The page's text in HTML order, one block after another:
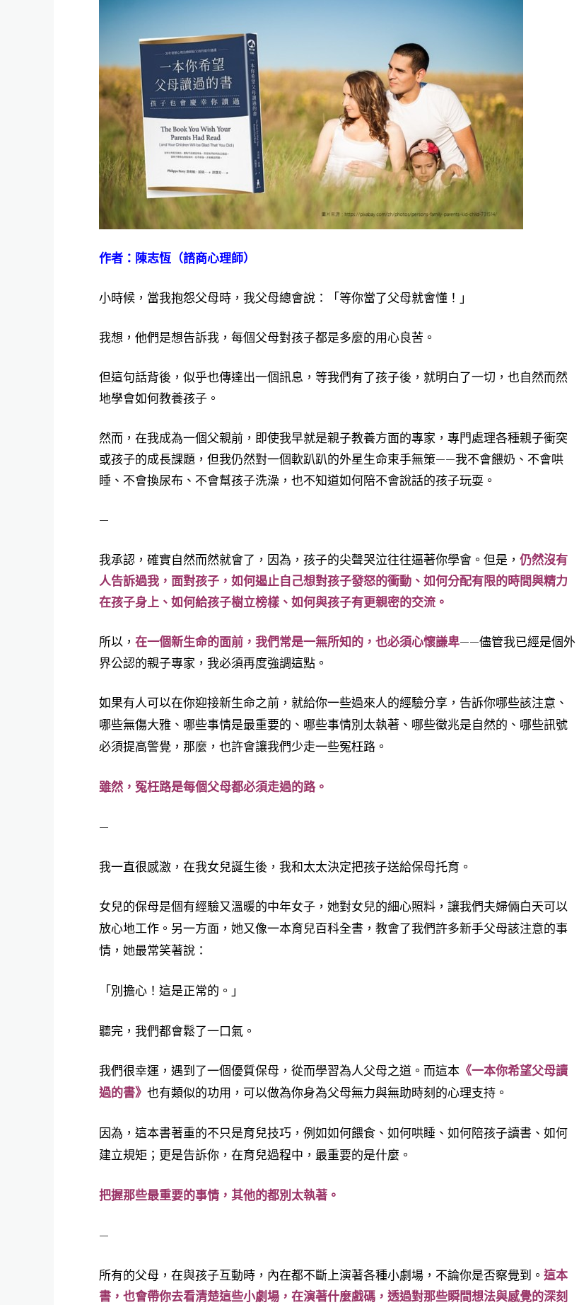
作者：陳志恆（諮商心理師）
小時候，當我抱怨父母時，我父母總會說：「等你當了父母就會懂！」
我想，他們是想告訴我，每個父母對孩子都是多麼的用心良苦。
但這句話背後，似乎也傳達出一個訊息，等我們有了孩子後，就明白了一切，也自然而然
地學會如何教養孩子。
然而，在我成為一個父親前，即使我早就是親子教養方面的專家，專門處理各種親子衝突
或孩子的成長課題，但我仍然對一個軟趴趴的外星生命束手無策——我不會餵奶、不會哄
睡、不會換尿布、不會幫孩子洗澡，也不知道如何陪不會說話的孩子玩耍。
—
我承認，確實自然而然就會了，因為，孩子的尖聲哭泣往往逼著你學會。但是， 仍然沒有
人告訴過我，面對孩子，如何遏止自己想對孩子發怒的衝動、如何分配有限的時間與精力
在孩子身上、如何給孩子樹立榜樣、如何與孩子有更親密的交流。
所以， 在一個新生命的面前，我們常是一無所知的，也必須心懷謙卑——儘管我已經是個外
界公認的親子專家，我必須再度強調這點。
如果有人可以在你迎接新生命之前，就給你一些過來人的經驗分享，告訴你哪些該注意、
哪些無傷大雅、哪些事情是最重要的、哪些事情別太執著、哪些徵兆是自然的、哪些訊號
必須提高警覺，那麼，也許會讓我們少走一些冤枉路 。
雖然，冤枉路是每個父母都必須走過的路。
—
我一直很感激，在我女兒誕生後，我和太太決定把孩子送給保母托育。
女兒的保母是個有經驗又溫暖的中年女子，她對女兒的細心照料，讓我們夫婦倆白天可以
放心地工作。另一方面，她又像一本育兒百科全書，教會了我們許多新手父母該注意的事
情，她最常笑著說：
「別擔心！這是正常的。」
聽完，我們都會鬆了一口氣。
我們很幸運，遇到了一個優質保母，從而學習為人父母之道。而這本 《一本你希望父母讀
過的書》 也有類似的功用，可以做為你身為父母無力與無助時刻的心理支持。
因為，這本書著重的不只是育兒技巧，例如如何餵食、如何哄睡、如何陪孩子讀書、如何
建立規矩；更是告訴你，在育兒過程中，最重要的是什麼。
把握那些最重要的事情，其他的都別太執著。
—
所有的父母，在與孩子互動時，內在都不斷上演著各種小劇場，不論你是否察覺到。 這本
書，也會帶你去看清楚這些小劇場，在演著什麼戲碼，透過對那些瞬間想法與感覺的深刻